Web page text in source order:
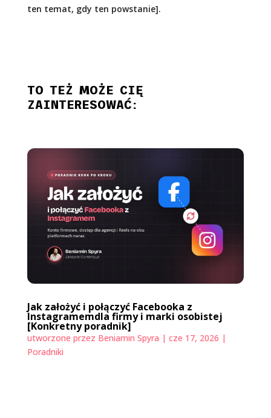
ten temat, gdy ten powstanie].
TO TEŻ MOŻE CIĘ
ZAINTERESOWAĆ:
Jak założyć i połączyć Facebooka z
Instagramemdla firmy i marki osobistej
[Konkretny poradnik]
utworzone przez Beniamin Spyra | cze 17, 2026 |
Poradniki